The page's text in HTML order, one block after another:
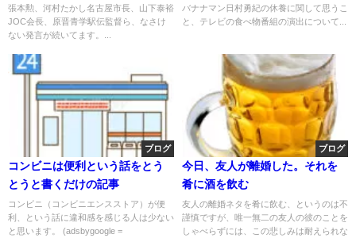
（好きな人は好き）
張本勲、河村たかし名古屋市長、山下泰裕
JOC会長、原晋青学駅伝監督ら、なさけ
ない発言が続いてます。...
を見直す時が来た
バナナマン日村勇紀の休養に関して思うこ
と、テレビの食べ物番組の演出について...
ブログ
コンビニは便利という話をとう
とうと書くだけの記事
コンビニ（コンビニエンスストア）が便
利、という話に違和感を感じる人は少ない
と思います。 (adsbygoogle =
ブログ
今日、友人が離婚した。それを
肴に酒を飲む
友人の離婚ネタを肴に飲む、というのは不
謹慎ですが、唯一無二の友人の彼のことを
しゃべらずには、この悲しみは耐えられな